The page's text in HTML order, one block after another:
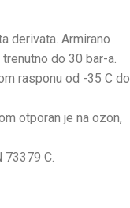
derivata. Armirano
do 30 bar-a.
rasponu od -35 C do
otporan je na ozon,
73379 C.